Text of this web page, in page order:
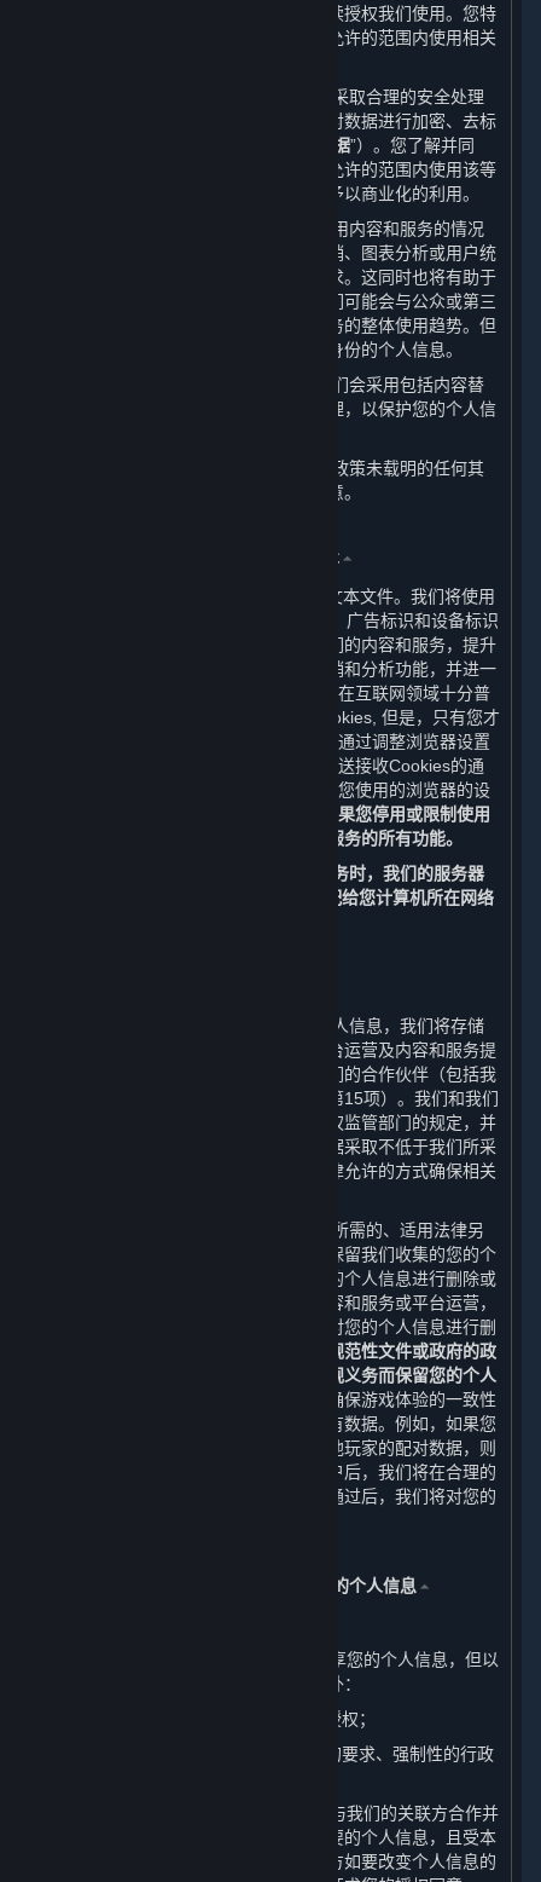
集，否则您将被视为在使用平台期间持续授权我们使用。您特
此同意，我们和我们的合作伙伴在法律允许的范围内使用相关
（四） 在收集您的个人信息后，我们会采取合理的安全处理
措施来保护信息的安全性，例如，通过对数据进行加密、去标
已处理数据”）。您了解并同
意，我们和我们的合作伙伴有权在法律允许的范围内使用该等
已处理数据并对用户数据库进行分析并予以商业化的利用。
（五） 我们和我们的合作伙伴会对您使用内容和服务的情况
进行统计，将这些统计信息用于市场营销、图表分析或用户统
计中，以使内容和服务更加符合您的需求。这同时也将有助于
我们更好地理解和服务我们的用户。我们可能会与公众或第三
方共享这些统计信息，以展示内容和服务的整体使用趋势。但
这些统计信息不包含任何可用来识别您身份的个人信息。
（六） 当我们展示您的个人信息时，我们会采用包括内容替
换、假名等方式对您的个人信息进行处理，以保护您的个人信
（七） 当我们要将您的个人信息用于本政策未载明的任何其
他用途时，我们会再次征求您的授权同意。
三、 我们如何使用Cookie及其同类技术 ⏶
（一） Cookies是放置于您计算机上的文本文件。我们将使用
Cookie及类似技术（如网站信标、像素、广告标识和设备标识
符等）以帮助我们分析用户如何使用我们的内容和服务，提升
内容和服务的质量与体验，增强市场营销和分析功能，并进一
步加强我们网站的性能。Cookies的使用在互联网领域十分普
遍。虽然绝大多数浏览器会自动接受Cookies, 但是，只有您才
可以最终决定是否接受Cookies。您可以通过调整浏览器设置
阻止Cookies的接收，要求浏览器向您发送接收Cookies的通
知，或者停用Cookies。您可以通过调整您使用的浏览器的设
但请注意，如果您停用或限制使用
Cookies，您可能无法正常使用内容和服务的所有功能。
（二） 当您访问和使用我们的内容和服务时，我们的服务器
会记录您的IP地址。该IP地址是自动分配给您计算机所在网络
（一） 在中华人民共和国境内收集的个人信息，我们将存储
在中华人民共和国境内。为更好地为平台运营及内容和服务提
供支持，您的部分数据可能被传输至我们的合作伙伴（包括我
们的许可方，其联系方式请见第十一条第15项）。我们和我们
的合作伙伴会遵守适用的法律法规和有权监管部门的规定，并
且我们会要求我们的合作伙伴对您的数据采取不低于我们所采
取的数据安全保护措施。我们亦会以法律允许的方式确保相关
（二） 我们只会在达成本政策所述目的所需的、适用法律另
行要求的或基于您的同意的最短期限内保留我们收集的您的个
人信息，在超出存储期限后我们会对您的个人信息进行删除或
者匿名化处理。此外，如果我们终止内容和服务或平台运营，
我们会在终止内容和服务或平台运营后对您的个人信息进行删
但法律法规、规章、规范性文件或政府的政
策、命令等另有要求或为履行我们的合规义务而保留您的个人
在某些情况下，为了确保游戏体验的一致性
等目的，无法完全删除您在账户中的所有数据。例如，如果您
所购买的游戏中的排位赛信息会影响其他玩家的配对数据，则
不会删除该信息。当您成功申请注销账户后，我们将在合理的
时间内完成对您的账户注销审核，审核通过后，我们将对您的
五、 我们如何共享、转让、公开披露您的个人信息 ⏶
1. 我们不会与任何公司、组织和个人共享您的个人信息，但以
下情况及本政策明确规定的其他情形除外：
（1） 我们已事先获得您明确的同意或授权；
（2） 根据适用的法律法规、法律程序的要求、强制性的行政
2. 为了提供优质的服务，我们可能需要与我们的关联方合作并
共享您的个人信息。但我们只会共享必要的个人信息，且受本
政策中所声明目的的约束。我们的关联方如要改变个人信息的